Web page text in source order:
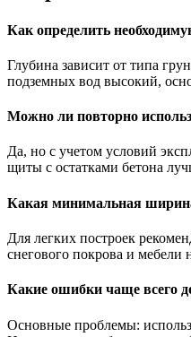
Как определить
Глубина зависит от типа
подземных вод высокий,
Можно ли повторно
Да, но с учетом условий
щиты с остатками бетона
Какая минимальная
Для легких построек
снегового покрова и
Какие ошибки чаще всего
Основные проблемы: